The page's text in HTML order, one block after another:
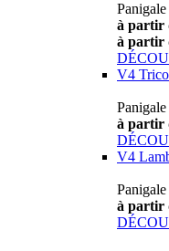
à partir
à partir
V4
à partir
V4
à partir